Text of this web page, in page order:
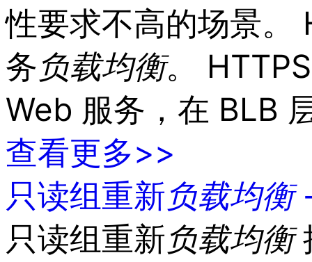
性要求不高的场景。
务负载均衡。
Web 服务，在 BLB
查看更多>>
只读组重新负载均衡
只读组重新负载均衡